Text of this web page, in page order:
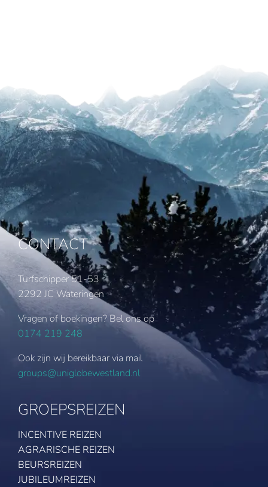
CONTACT
Turfschipper 51-53
2292 JC Wateringen
Vragen of boekingen? Bel ons op
0174 219 248
Ook zijn wij bereikbaar via mail
groups@uniglobewestland.nl
GROEPSREIZEN
INCENTIVE REIZEN
AGRARISCHE REIZEN
BEURSREIZEN
JUBILEUMREIZEN